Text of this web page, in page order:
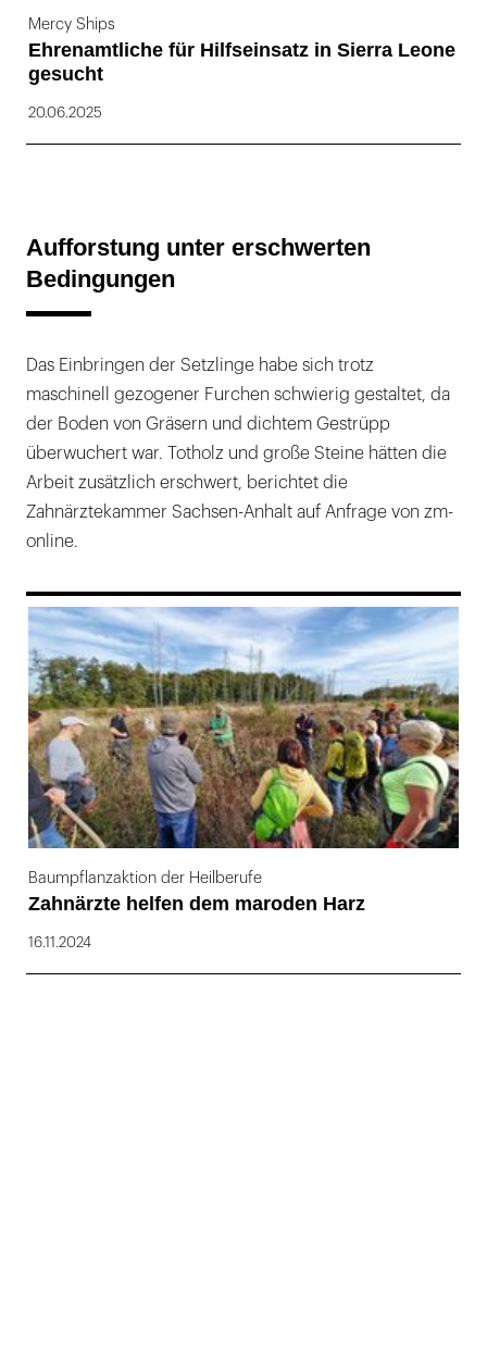
Mercy Ships
Ehrenamtliche für Hilfseinsatz in Sierra Leone
gesucht
20.06.2025
Aufforstung unter erschwerten
Bedingungen
Das Einbringen der Setzlinge habe sich trotz
maschinell gezogener Furchen schwierig gestaltet, da
der Boden von Gräsern und dichtem Gestrüpp
überwuchert war. Totholz und große Steine hätten die
Arbeit zusätzlich erschwert, berichtet die
Zahnärztekammer Sachsen-Anhalt auf Anfrage von zm-
online.
169
Baumpflanzaktion der Heilberufe
Zahnärzte helfen dem maroden Harz
16.11.2024